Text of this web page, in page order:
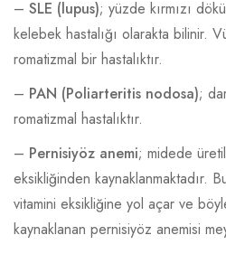
– SLE (lupus); yüzde kırmızı
kelebek hastalığı olarakta bilinir.
romatizmal bir hastalıktır.
– PAN (Poliarteritis nodosa);
romatizmal hastalıktır.
– Pernisiyöz anemi; midede
eksikliğinden kaynaklanmaktadır.
vitamini eksikliğine yol açar ve
kaynaklanan pernisiyöz anemisi